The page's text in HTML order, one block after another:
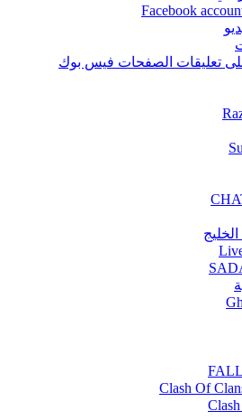
على تعليقات الصفحات فيس بوك